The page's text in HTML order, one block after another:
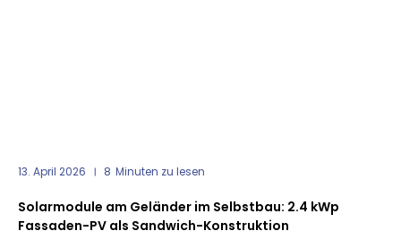
13. April 2026 8 Minuten zu lesen
Solarmodule am Geländer im Selbstbau: 2.4 kWp
Fassaden-PV als Sandwich-Konstruktion